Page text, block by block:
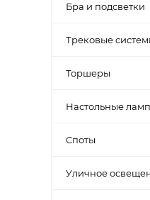
Бра и подсветки
Трековые
Торшеры
Настольные
Споты
Уличное